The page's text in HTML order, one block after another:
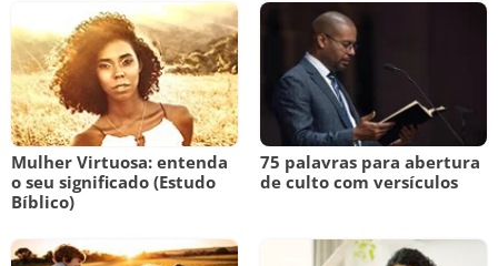
Mulher Virtuosa: entenda
o seu significado (Estudo
Bíblico)
75 palavras para abertura
de culto com versículos